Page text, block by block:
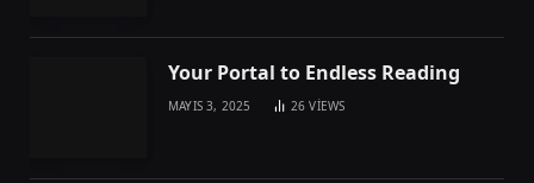
Your Portal to Endless Reading
MAYIS 3, 2025 26VIEWS